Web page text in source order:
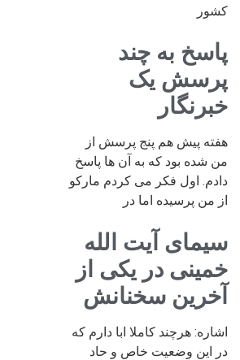
کشور
پاسخ به چند
پرسش یک
خبرنگار
هفته پیش هم پنج پرسش از
من شده بود که به آن ها پاسخ
دادم. اول فکر می کردم مارکو
از من پرسیده اما در
سیمای آیت الله
خمینی در یکی از
آخرین سخنانش
اشاره: هرچند کاملا ابا دارم که
در این وضعیت خاص و حاد